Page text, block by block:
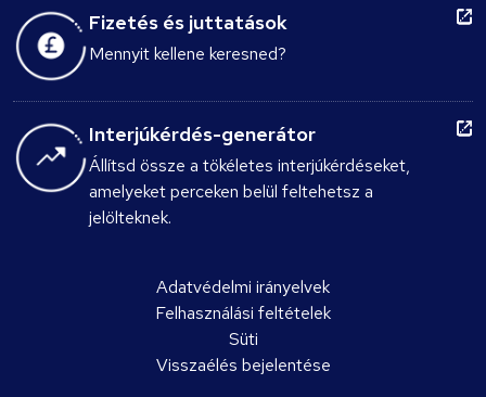
Fizetés és juttatások
Mennyit kellene keresned?
Interjúkérdés-generátor
Állítsd össze a tökéletes interjúkérdéseket,
amelyeket perceken belül feltehetsz a
jelölteknek.
Adatvédelmi irányelvek
Felhasználási feltételek
Süti
Visszaélés bejelentése